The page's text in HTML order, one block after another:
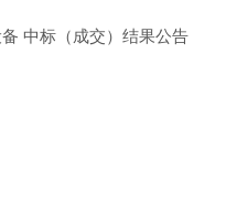
中标（成交）结果公告